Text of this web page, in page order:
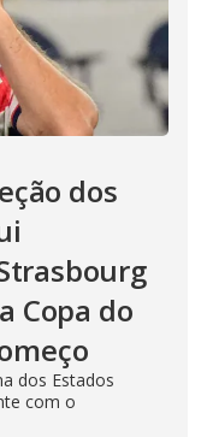
dos
Copa do
dos Estados
com o